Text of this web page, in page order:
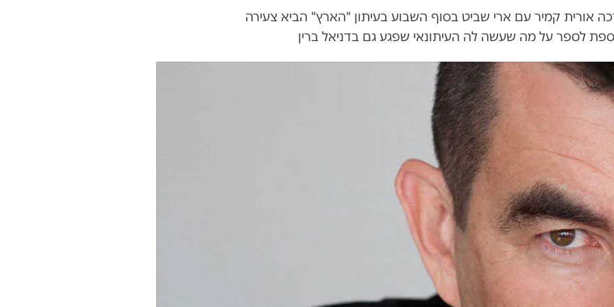
אורית קמיר עם ארי שביט בסוף השבוע בעיתון "הארץ" הביא צעירה
לספר על מה שעשה לה העיתונאי שפגע גם בדניאל ברין